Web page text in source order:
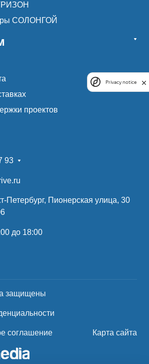
СОЛОНГОЙ
проектов
93
Петербург, Пионерская улица, 30
до 18:00
защищены
соглашение Карта сайта
Privacy notice